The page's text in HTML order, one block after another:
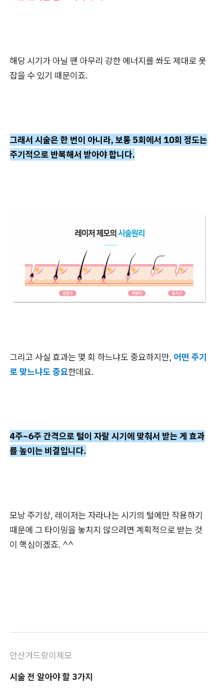
해당 시기가 아닐 땐 아무리 강한 에너지를 쏴도 제대로 못
잡을 수 있기 때문이죠.
그래서 시술은 한 번이 아니라, 보통 5회에서 10회 정도는
주기적으로 반복해서 받아야 합니다.
그리고 사실 효과는 몇 회 하느냐도 중요하지만, 어떤 주기
로 맞느냐도 중요한데요.
4주~6주 간격으로 털이 자랄 시기에 맞춰서 받는 게 효과
를 높이는 비결입니다.
모낭 주기상, 레이저는 자라나는 시기의 털에만 작용하기
때문에 그 타이밍을 놓치지 않으려면 계획적으로 받는 것
이 핵심이겠죠. ^^
안산겨드랑이제모
시술 전 알아야 할 3가지